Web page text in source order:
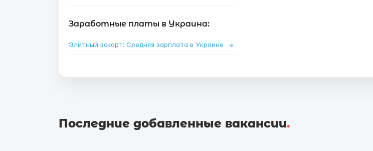
Заработные платы в Украина:
Элитный эскорт: Средняя зарплата в Украине →
Последние добавленные вакансии.